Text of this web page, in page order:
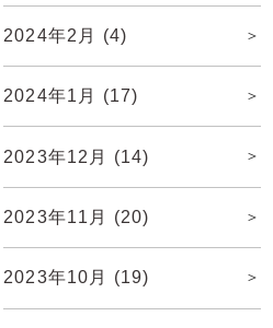
2024年2月 (4)
2024年1月 (17)
2023年12月 (14)
2023年11月 (20)
2023年10月 (19)